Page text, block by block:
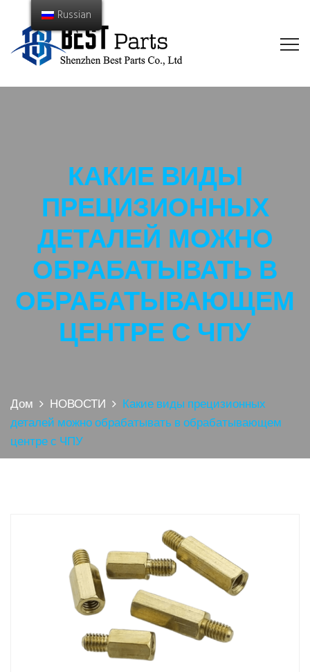
КАКИЕ ВИДЫ
ПРЕЦИЗИОННЫХ
ДЕТАЛЕЙ МОЖНО
ОБРАБАТЫВАТЬ В
ОБРАБАТЫВАЮЩЕМ
ЦЕНТРЕ С ЧПУ
Дом НОВОСТИ
Какие виды прецизионных
деталей можно обрабатывать в обрабатывающем
центре с ЧПУ
Russian